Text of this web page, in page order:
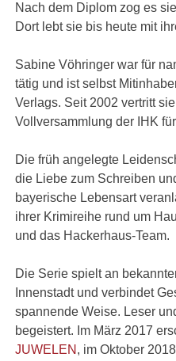
Nach dem Diplom zog es
Dort lebt sie bis heute mit
Sabine Vöhringer war für
tätig und ist selbst
Verlags. Seit 2002 vertritt
Vollversammlung der IHK
Die früh angelegte
die Liebe zum Schreiben
bayerische Lebensart
ihrer Krimireihe rund um
und das Hackerhaus-Team.
Die Serie spielt an
Innenstadt und verbindet
spannende Weise. Leser
begeistert. Im März 2017
JUWELEN , im Oktober